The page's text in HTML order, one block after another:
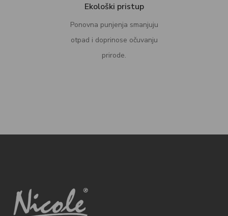
Ekološki pristup
Ponovna punjenja smanjuju
otpad i doprinose očuvanju
prirode.